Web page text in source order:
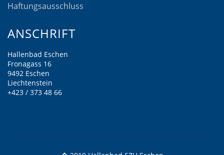
Haftungsausschluss
ANSCHRIFT
Hallenbad Eschen
Fronagass 16
9492 Eschen
Liechtenstein
+423 / 373 48 66